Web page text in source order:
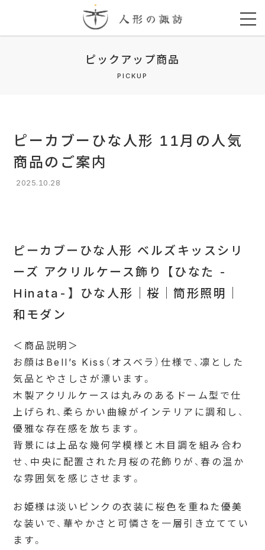
ピックアップ商品
PICKUP
ピーカブーひな人形 11月の人気
商品のご案内
2025.10.28
ピーカブーひな人形 ベルズキッスシリ
ーズ アクリルケース飾り 【ひなた -
Hinata-】 ひな人形｜桜｜筒形照明｜
和モダン
＜商品説明＞
お顔はBell’s Kiss（オスベラ）仕様で、凛とした
気品とやさしさが漂います。
木製アクリルケースは丸みのあるドーム型で仕
上げられ、柔らかい曲線がインテリアに調和し、
優雅な存在感を放ちます。
背景には上品な幾何学模様と木目調を組み合わ
せ、中央に配置された月桜の花飾りが、春の温か
な雰囲気を感じさせます。
お姫様は淡いピンクの衣装に桜色を重ねた優美
な装いで、華やかさと可憐さを一層引き立ててい
ます。